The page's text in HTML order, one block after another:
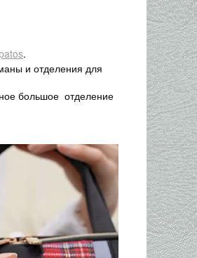
.
и отделения для
большое отделение